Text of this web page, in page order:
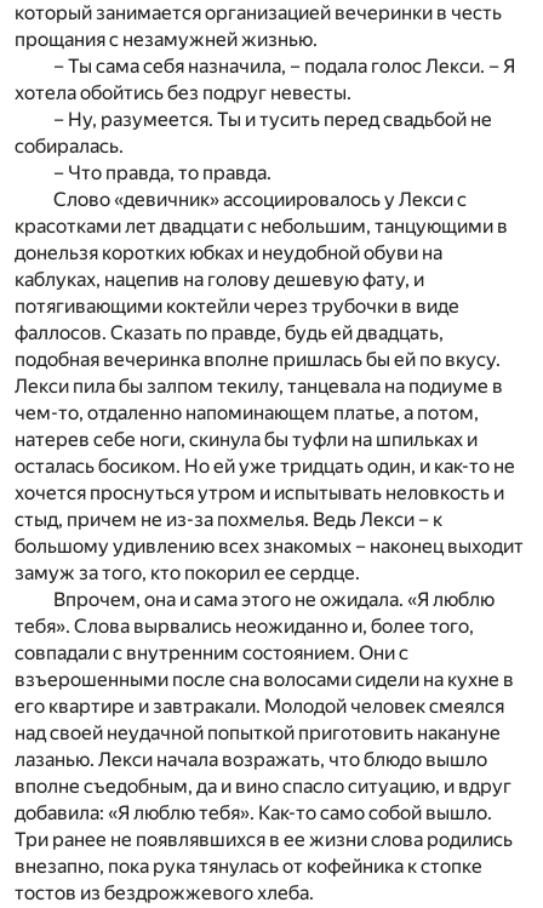
который занимается организацией вечеринки в честь
прощания с незамужней жизнью.
– Ты сама себя назначила, – подала голос Лекси. – Я
хотела обойтись без подруг невесты.
– Ну, разумеется. Ты и тусить перед свадьбой не
собиралась.
– Что правда, то правда.
Слово «девичник» ассоциировалось у Лекси с
красотками лет двадцати с небольшим, танцующими в
донельзя коротких юбках и неудобной обуви на
каблуках, нацепив на голову дешевую фату, и
потягивающими коктейли через трубочки в виде
фаллосов. Сказать по правде, будь ей двадцать,
подобная вечеринка вполне пришлась бы ей по вкусу.
Лекси пила бы залпом текилу, танцевала на подиуме в
чем-то, отдаленно напоминающем платье, а потом,
натерев себе ноги, скинула бы туфли на шпильках и
осталась босиком. Но ей уже тридцать один, и как-то не
хочется проснуться утром и испытывать неловкость и
стыд, причем не из-за похмелья. Ведь Лекси – к
большому удивлению всех знакомых – наконец выходит
замуж за того, кто покорил ее сердце.
Впрочем, она и сама этого не ожидала. «Я люблю
тебя». Слова вырвались неожиданно и, более того,
совпадали с внутренним состоянием. Они с
взъерошенными после сна волосами сидели на кухне в
его квартире и завтракали. Молодой человек смеялся
над своей неудачной попыткой приготовить накануне
лазанью. Лекси начала возражать, что блюдо вышло
вполне съедобным, да и вино спасло ситуацию, и вдруг
добавила: «Я люблю тебя». Как-то само собой вышло.
Три ранее не появлявшихся в ее жизни слова родились
внезапно, пока рука тянулась от кофейника к стопке
тостов из бездрожжевого хлеба.